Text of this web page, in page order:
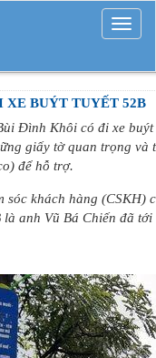
Mở
rộng
BUÝT TUYẾT 52B
Đình Khôi có đi xe
giấy tờ quan trọng
để hỗ trợ.
sóc khách hàng
anh Vũ Bá Chiến đã